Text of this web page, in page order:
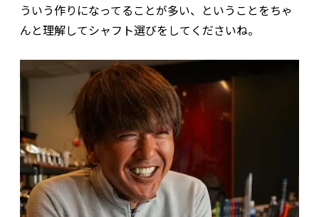
ういう作りになってることが多い、ということをちゃ
んと理解してシャフト選びをしてくださいね。